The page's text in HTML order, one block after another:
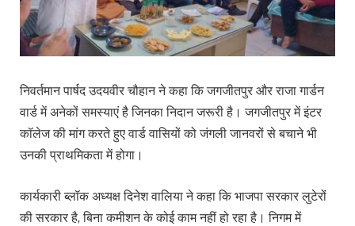
निवर्तमान पार्षद उदयवीर चौहान ने कहा कि जगजीतपुर और राजा गार्डन
वार्ड में अनेकों समस्याएं है जिनका निदान जरूरी है। जगजीतपुर में इंटर
कॉलेज की मांग करते हुए वार्ड वासियों को जंगली जानवरों से बचाने भी
उनकी प्राथमिकता में होगा।
कार्यकारी ब्लॉक अध्यक्ष दिनेश वालिया ने कहा कि भाजपा सरकार लुटेरों
की सरकार है, बिना कमीशन के कोई काम नहीं हो रहा है। निगम में